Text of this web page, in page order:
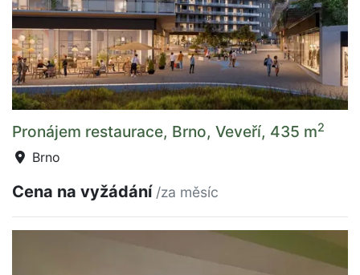
Pronájem restaurace, Brno, Veveří, 435 m2
Brno
Cena na vyžádání /za měsíc